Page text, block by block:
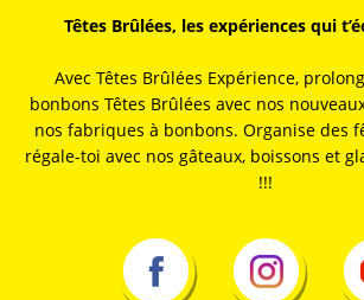
Têtes Brûlées, les expériences qui
Avec Têtes Brûlées Expérience,
bonbons Têtes Brûlées avec nos
nos fabriques à bonbons. Organise des
régale-toi avec nos gâteaux, boissons et
!!!